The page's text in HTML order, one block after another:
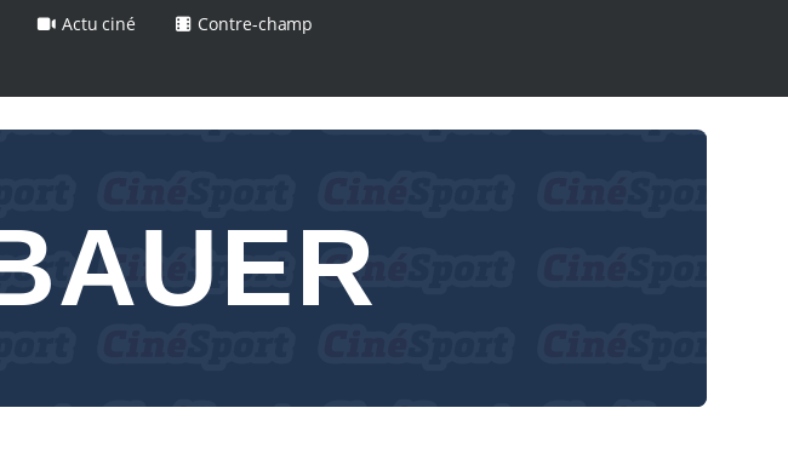
Actu ciné Contre-champ